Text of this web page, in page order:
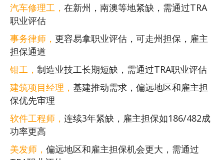
汽车修理工， 在新州，南澳等地紧缺，需通过TRA
职业评估‌
事务律师， 更容易拿职业评估，可走州担保，雇主
担保通道
钳工， 制造业技工长期短缺，需通过TRA职业评估‌
建筑项目经理， 基建推动需求，偏远地区和雇主担
保优先审理
软件工程师， 连续3年紧缺，雇主担保如186/482成
功率更高
美发师， 偏远地区和雇主担保机会更大，需通过